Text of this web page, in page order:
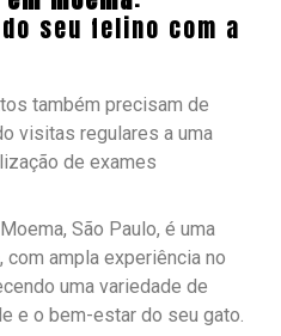
seu felino com a
também precisam de
visitas regulares a uma
de exames
São Paulo, é uma
com ampla experiência no
uma variedade de
e o bem-estar do seu gato.